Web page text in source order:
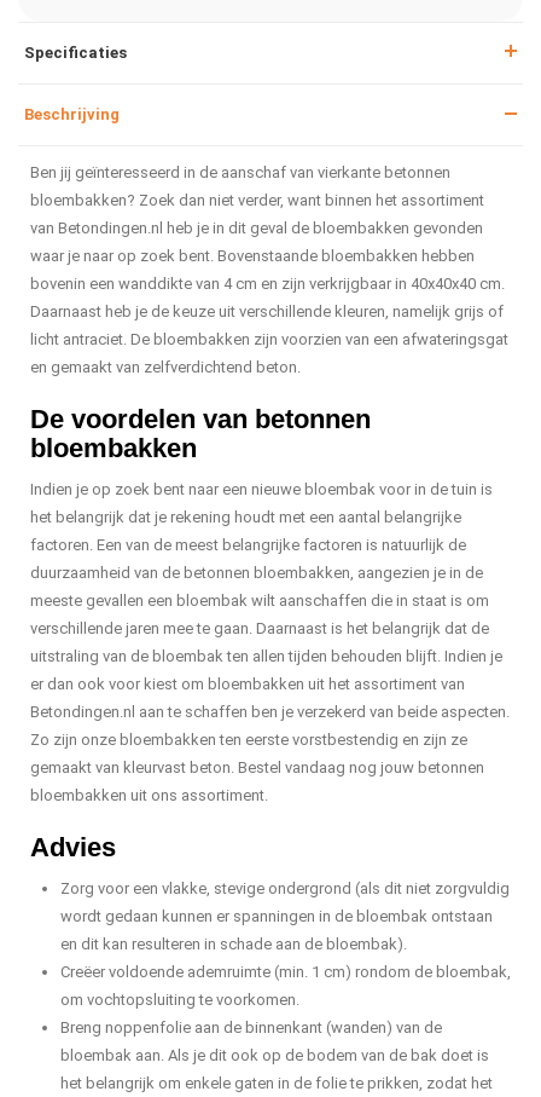
Specificaties
Beschrijving
Ben jij geïnteresseerd in de aanschaf van vierkante betonnen
bloembakken? Zoek dan niet verder, want binnen het assortiment
van Betondingen.nl heb je in dit geval de bloembakken gevonden
waar je naar op zoek bent. Bovenstaande bloembakken hebben
bovenin een wanddikte van 4 cm en zijn verkrijgbaar in 40x40x40 cm.
Daarnaast heb je de keuze uit verschillende kleuren, namelijk grijs of
licht antraciet. De bloembakken zijn voorzien van een afwateringsgat
en gemaakt van zelfverdichtend beton.
De voordelen van betonnen
bloembakken
Indien je op zoek bent naar een nieuwe bloembak voor in de tuin is
het belangrijk dat je rekening houdt met een aantal belangrijke
factoren. Een van de meest belangrijke factoren is natuurlijk de
duurzaamheid van de betonnen bloembakken, aangezien je in de
meeste gevallen een bloembak wilt aanschaffen die in staat is om
verschillende jaren mee te gaan. Daarnaast is het belangrijk dat de
uitstraling van de bloembak ten allen tijden behouden blijft. Indien je
er dan ook voor kiest om bloembakken uit het assortiment van
Betondingen.nl aan te schaffen ben je verzekerd van beide aspecten.
Zo zijn onze bloembakken ten eerste vorstbestendig en zijn ze
gemaakt van kleurvast beton. Bestel vandaag nog jouw betonnen
bloembakken uit ons assortiment.
Advies
Zorg voor een vlakke, stevige ondergrond (als dit niet zorgvuldig
wordt gedaan kunnen er spanningen in de bloembak ontstaan
en dit kan resulteren in schade aan de bloembak).
Creëer voldoende ademruimte (min. 1 cm) rondom de bloembak,
om vochtopsluiting te voorkomen.
Breng noppenfolie aan de binnenkant (wanden) van de
bloembak aan. Als je dit ook op de bodem van de bak doet is
het belangrijk om enkele gaten in de folie te prikken, zodat het